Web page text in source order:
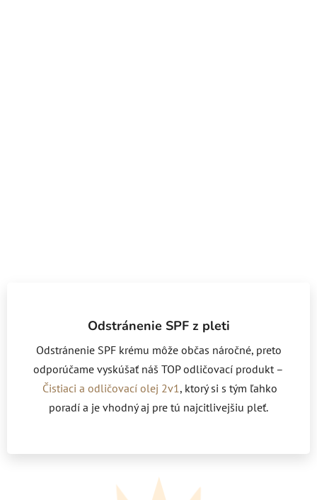
Odstránenie SPF z pleti
Odstránenie SPF krému môže občas náročné, preto
odporúčame vyskúšať náš TOP odličovací produkt –
Čistiaci a odličovací olej 2v1 , ktorý si s tým ľahko
poradí a je vhodný aj pre tú najcitlivejšiu pleť.